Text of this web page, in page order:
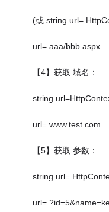
(或 string url=
url= aaa/bbb.aspx
【4】获取 域名：
string
url= www.test.com
【5】获取 参数：
string url=
url=